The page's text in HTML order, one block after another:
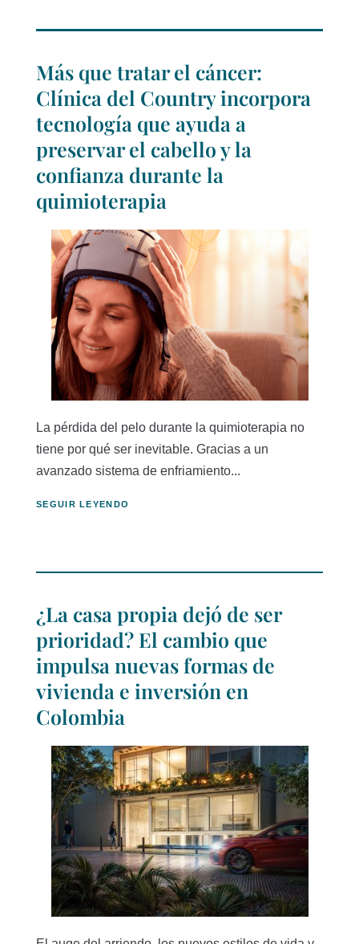
Más que tratar el cáncer:
Clínica del Country incorpora
tecnología que ayuda a
preservar el cabello y la
confianza durante la
quimioterapia
La pérdida del pelo durante la quimioterapia no
tiene por qué ser inevitable. Gracias a un
avanzado sistema de enfriamiento...
SEGUIR LEYENDO
¿La casa propia dejó de ser
prioridad? El cambio que
impulsa nuevas formas de
vivienda e inversión en
Colombia